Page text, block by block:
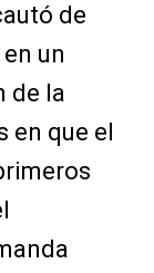
de
un
de la
en que el